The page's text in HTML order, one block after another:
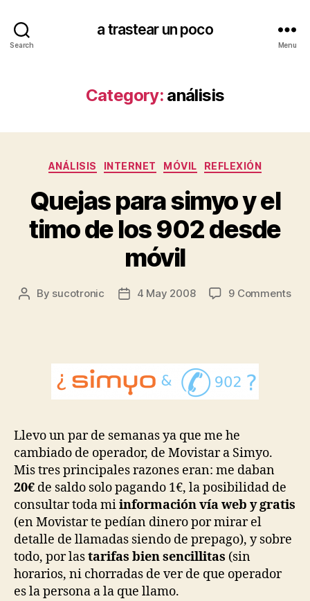
Search
a trastear un poco
Menu
Category: análisis
Categories
ANÁLISIS INTERNET MÓVIL REFLEXIÓN
Quejas para simyo y el
timo de los 902 desde
móvil
Post
By sucotronic
Post4 May 2008 9 Commentson
Llevo un par de semanas ya que me he
cambiado de operador, de Movistar a Simyo.
Mis tres principales razones eran: me daban
20€ de saldo solo pagando 1€, la posibilidad de
consultar toda miinformación vía web y gratis
(en Movistar te pedían dinero por mirar el
detalle de llamadas siendo de prepago), y sobre
todo, por lastarifas bien sencillitas (sin
horarios, ni chorradas de ver de que operador
es la persona a la que llamo.